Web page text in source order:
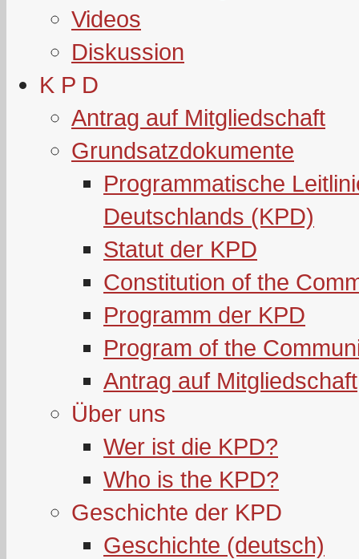
Videos
Diskussion
K P D
Antrag auf Mitgliedschaft
Grundsatzdokumente
Programmatische
Deutschlands (KPD)
Statut der KPD
Constitution of the
Programm der KPD
Program of the
Antrag auf Mitgliedschaft
Über uns
Wer ist die KPD?
Who is the KPD?
Geschichte der KPD
Geschichte (deutsch)